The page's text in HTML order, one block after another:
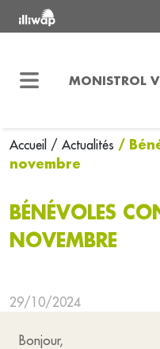
MONISTROL
Accueil / Actualités /
novembre
BÉNÉVOLES
NOVEMBRE
29/10/2024
Bonjour,